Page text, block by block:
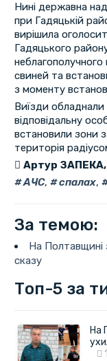
Нині державна
при Гадяцькій
вирішила
Гадяцького
свиней та
з моменту
Виїзди
відповідальну
встановили зони
територія
Артур
АЧС, спалах,
За темою:
На Полтавщині
сказу
Топ-5 за
На